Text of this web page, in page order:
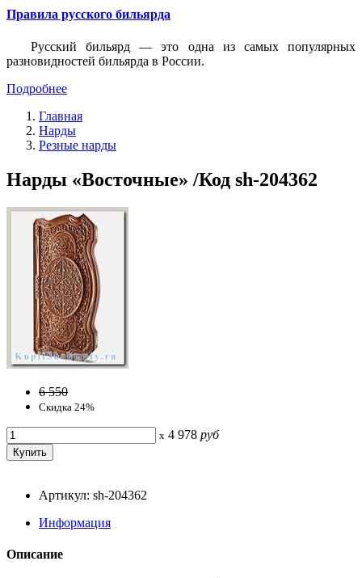
Правила русского бильярда
Русский бильярд — это одна из самых популярных
разновидностей бильярда в России.
Подробнее
Главная
Нарды
Резные нарды
Нарды «Восточные» /Код sh-204362
6 550
Скидка 24%
x 4 978 руб
Артикул: sh-204362
Информация
Описание